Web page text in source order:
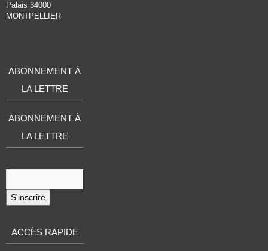
Palais 34000
MONTPELLIER
ABONNEMENT À
LA LETTRE
ABONNEMENT À
LA LETTRE
S'inscrire
ACCÈS RAPIDE